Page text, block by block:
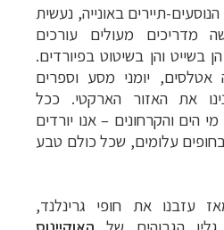
עיקר הפעילות שלנו, 47 הנוסעים-תיירים באונייה, נעשית
מדריכים מעולים עורכים
בשייט והן בשיטוט בפיורדים.
אטלסים, יומני מסע וספרים
את האזור הארקטי. ככל
הים והקרחונים – אנו יורדים
עלומים, שכל כולם טבע
עזבנו את חופי גרינלנד,